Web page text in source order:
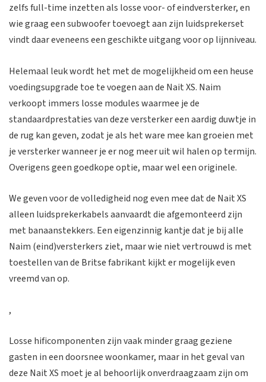
zelfs full-time inzetten als losse voor- of eindversterker, en
wie graag een subwoofer toevoegt aan zijn luidsprekerset
vindt daar eveneens een geschikte uitgang voor op lijnniveau.
Helemaal leuk wordt het met de mogelijkheid om een heuse
voedingsupgrade toe te voegen aan de Nait XS. Naim
verkoopt immers losse modules waarmee je de
standaardprestaties van deze versterker een aardig duwtje in
de rug kan geven, zodat je als het ware mee kan groeien met
je versterker wanneer je er nog meer uit wil halen op termijn.
Overigens geen goedkope optie, maar wel een originele.
We geven voor de volledigheid nog even mee dat de Nait XS
alleen luidsprekerkabels aanvaardt die afgemonteerd zijn
met banaanstekkers. Een eigenzinnig kantje dat je bij alle
Naim (eind)versterkers ziet, maar wie niet vertrouwd is met
toestellen van de Britse fabrikant kijkt er mogelijk even
vreemd van op.
,
Losse hificomponenten zijn vaak minder graag geziene
gasten in een doorsnee woonkamer, maar in het geval van
deze Nait XS moet je al behoorlijk onverdraagzaam zijn om